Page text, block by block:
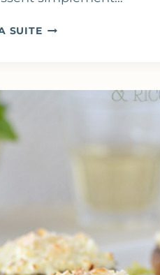
SUITETARTINES
CHORIZO